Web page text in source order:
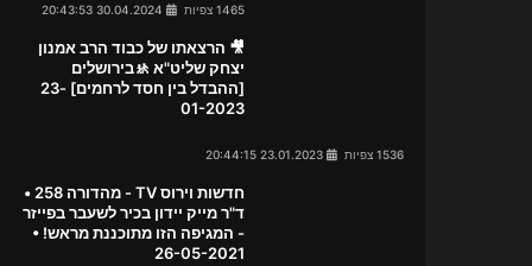
1465 צפיות
🎥 הרצאתו של כבוד הרב אמנון
יצחק שליט"א 🚸בירושלים
[ההבדל בין חסד לרחמים] 23-
01-2023
1536 צפיות
חדשות וירוס TV - מהדורה 258 •
ד"ר מייק יידון בכיר לשעבר בפייזר
- המגיפה הזו מתוכננת מראש! •
26-05-2021